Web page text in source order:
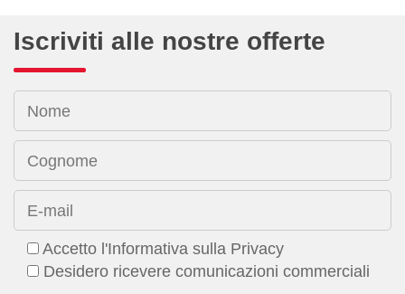
Iscriviti alle nostre offerte
Nome
Cognome
E-mail
Accetto l'Informativa sulla Privacy
Desidero ricevere comunicazioni commerciali